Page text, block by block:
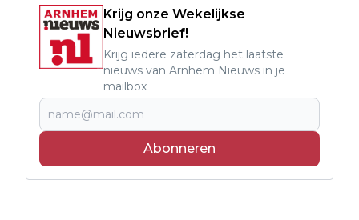
Krijg onze Wekelijkse
Nieuwsbrief!
Krijg iedere zaterdag het laatste
nieuws van Arnhem Nieuws in je
mailbox
Abonneren